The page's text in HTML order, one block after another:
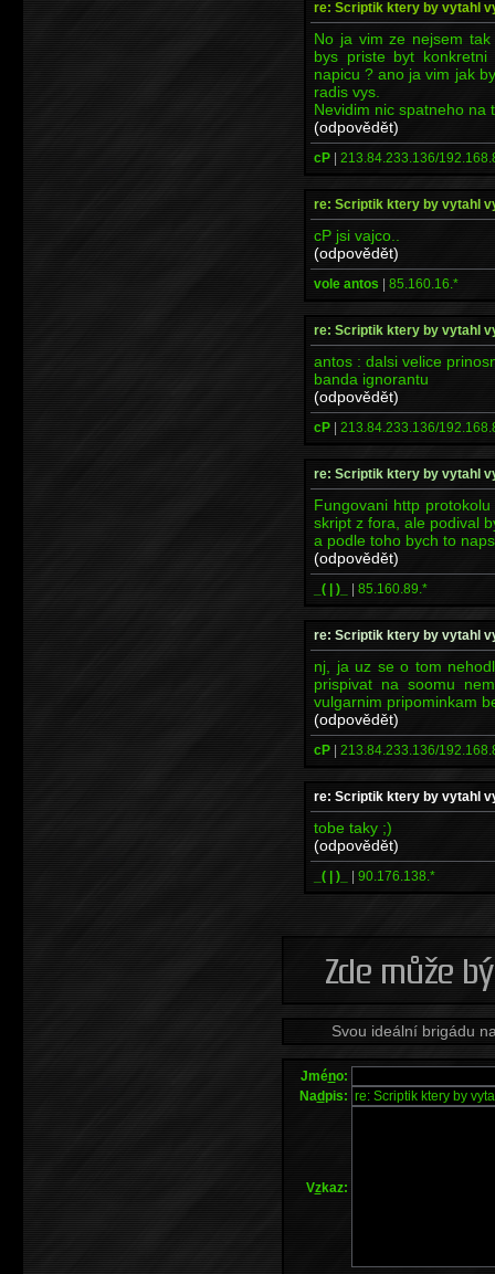
re: Scriptik ktery by vytahl
No ja vim ze nejsem
bys priste byt
napicu ? ano ja vim jak
radis vys.
Nevidim nic spatneho na
(odpovědět)
cP | 213.84.233.136/
re: Scriptik ktery by vytahl
cP jsi vajco..
(odpovědět)
vole antos | 85.160.16.*
re: Scriptik ktery by vytahl
antos : dalsi velice
banda ignorantu
(odpovědět)
cP | 213.84.233.136/
re: Scriptik ktery by vytahl
Fungovani http
skript z fora, ale podival
a podle toho bych to
(odpovědět)
_( | )_ | 85.160.89.*
re: Scriptik ktery by vytahl
nj, ja uz se o tom
prispivat na soomu
vulgarnim pripominkam
(odpovědět)
cP | 213.84.233.136/
re: Scriptik ktery by vytahl
tobe taky ;)
(odpovědět)
_( | )_ | 90.176.138.*
Svou ideální brigádu
Jméno:
Nadpis:
Vzkaz: